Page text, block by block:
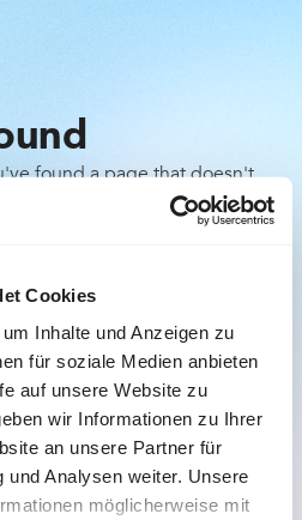
Cookies
Inhalte und Anzeigen zu
für soziale Medien anbieten
auf unsere Website zu
wir Informationen zu Ihrer
an unsere Partner für
und Analysen weiter. Unsere
möglicherweise mit
found a page that doesn't
to the best of us. Here are
typos or mistakes.
page and try to navigate
from there.
the homepage